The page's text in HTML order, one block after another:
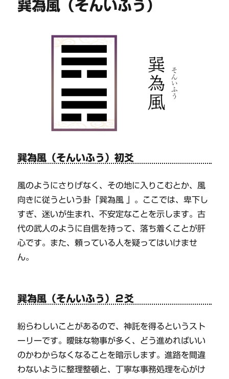
巽為風（そんいふう）
巽為風（そんいふう）初爻
風のようにさりげなく、その地に入りこむとか、風
向きに従うという卦「巽為風 」。ここでは、卑下し
すぎ、迷いが生まれ、不安定なことを示します。古
代の武人のように自信を持って、落ち着くことが肝
心です。また、頼っている人を疑ってはいけませ
ん。
巽為風（そんいふう）２爻
紛らわしいことがあるので、神託を得るというスト
ーリーです。曖昧な物事が多く、どう進めればいい
のかわからなくなることを暗示します。進路を間違
わないように整理整頓と、丁寧な事務処理を心がけ